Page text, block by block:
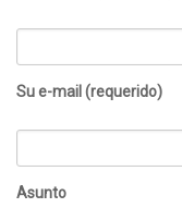
Su e-mail (requerido)
Asunto